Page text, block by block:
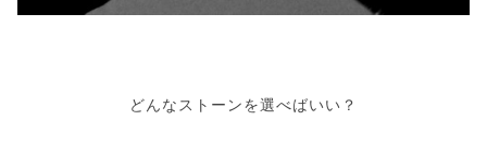
どんなストーンを選べばいい？